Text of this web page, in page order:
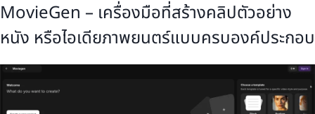
MovieGen – เครื่องมือที่สร้างคลิปตัวอย่าง
หนัง หรือไอเดียภาพยนตร์แบบครบองค์ประกอบ